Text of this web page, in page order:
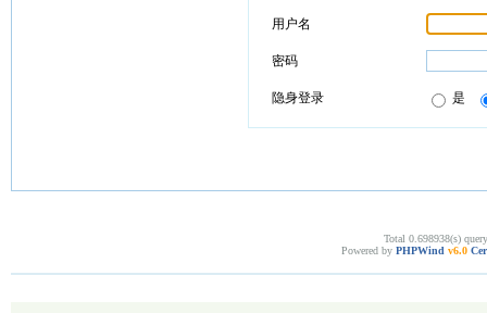
用户名
密码
隐身登录 是
Total 0.698938(s)
Powered by PHPWind v6.0